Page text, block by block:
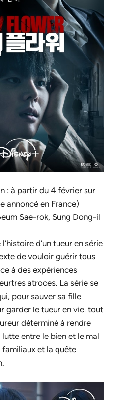
: à partir du 4 février sur
annoncé en France)
Sae-rok, Sung Dong-il
d’un tueur en série
de vouloir guérir tous
à des expériences
atroces. La série se
pour sauver sa fille
garder le tueur en vie, tout
déterminé à rendre
entre le bien et le mal
familiaux et la quête